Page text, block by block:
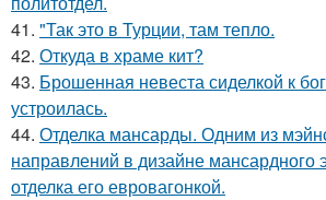
41. "Так это в Турции, там тепло.
42. Откуда в храме кит?
43. Брошенная невеста сиделкой к
устроилась.
44. Отделка мансарды. Одним из
направлений в дизайне мансардного
отделка его евровагонкой.